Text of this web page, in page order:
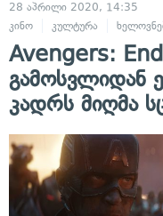
28 აპრილი 2020, 14:35
კინო
კულტურა
Avengers:
გამოსვლიდან
კადრს მიღმა